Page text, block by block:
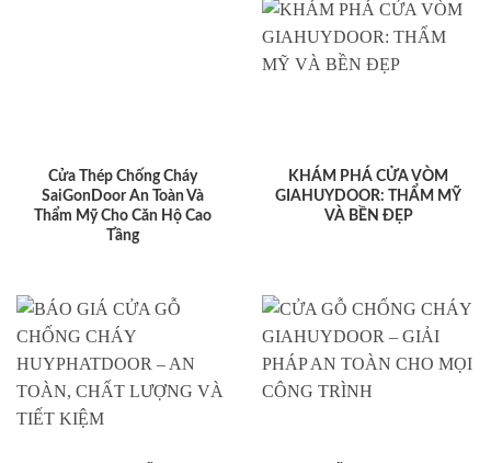
Cửa Thép Chống Cháy
SaiGonDoor An Toàn Và
Thẩm Mỹ Cho Căn Hộ Cao
Tầng
KHÁM PHÁ CỬA VÒM
GIAHUYDOOR: THẨM MỸ
VÀ BỀN ĐẸP